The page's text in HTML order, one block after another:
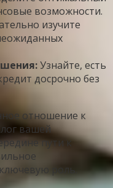
возможности.
изучите
Узнайте, есть
досрочно без
отношение к
вашей
пути к
роль.